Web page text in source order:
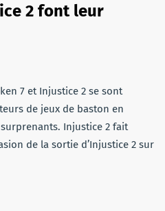
2 font leur
7 et Injustice 2 se sont
de jeux de baston en
Injustice 2 fait
de la sortie d’Injustice 2 sur